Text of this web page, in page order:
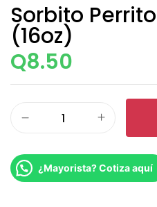
Sorbito
(16oz)
Q8.50
¿Mayorista? Cotiza aquí